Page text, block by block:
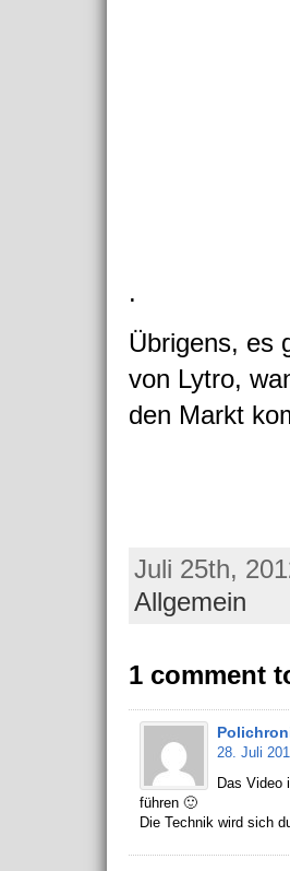
.
Übrigens, es
von Lytro,
den Markt
Juli 25th,
Allgemein
1 comment
28. Juli
Das Video
führen 🙂
Die Technik wird sich